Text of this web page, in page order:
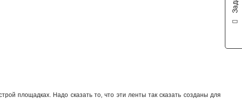
площадках. Надо сказать то, что эти ленты так сказать созданы для